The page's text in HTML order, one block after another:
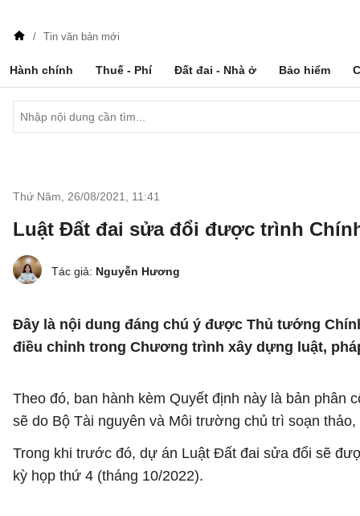
Tin văn bản mới
Hành chính Thuế - Phí Đất đai - Nhà ở Bảo hiểm
Thứ Năm, 26/08/2021 11:41
Luật Đất đai sửa đổi được trình
Tác giả: Nguyễn Hương
Đây là nội dung đáng chú ý được Thủ tướng
điều chỉnh trong Chương trình xây dựng luật,
Theo đó, ban hành kèm Quyết định này là bản
sẽ do Bộ Tài nguyên và Môi trường chủ trì soạn
Trong khi trước đó, dự án Luật Đất đai sửa đổi sẽ
kỳ họp thứ 4 (tháng 10/2022).